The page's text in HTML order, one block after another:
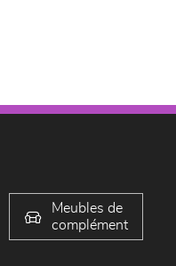
Meubles de
complément